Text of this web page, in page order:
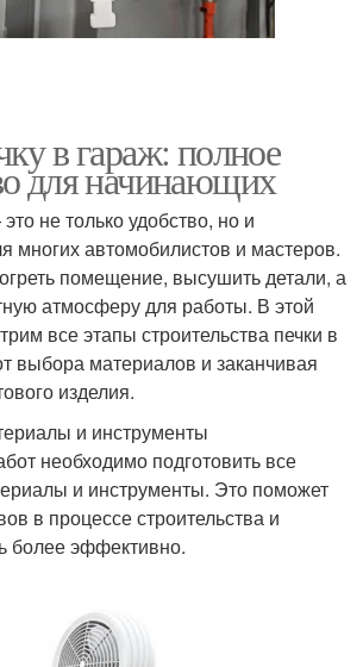
в гараж: полное
для начинающих
не только удобство, но и
многих автомобилистов и мастеров.
помещение, высушить детали, а
атмосферу для работы. В этой
все этапы строительства печки в
выбора материалов и заканчивая
изделия.
и инструменты
необходимо подготовить все
и инструменты. Это поможет
в процессе строительства и
более эффективно.